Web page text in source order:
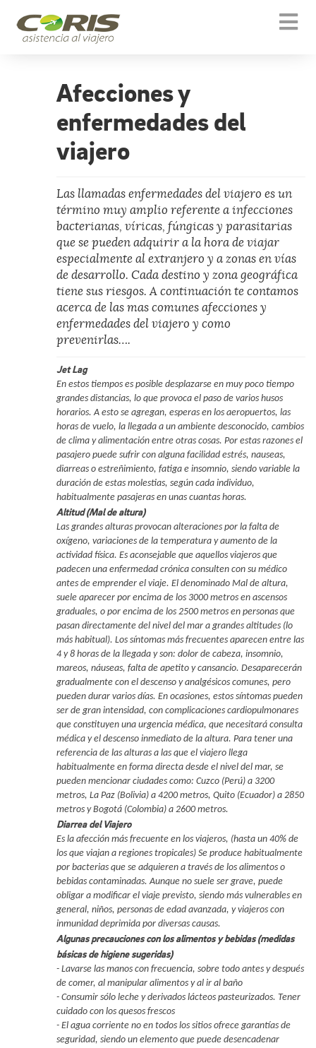
Afecciones y
enfermedades del
viajero
Las llamadas enfermedades del viajero es un
término muy amplio referente a infecciones
bacterianas, víricas, fúngicas y parasitarias
que se pueden adquirir a la hora de viajar
especialmente al extranjero y a zonas en vías
de desarrollo. Cada destino y zona geográfica
tiene sus riesgos. A continuación te contamos
acerca de las mas comunes afecciones y
enfermedades del viajero y como
prevenirlas….
Jet Lag
En estos tiempos es posible desplazarse en muy poco tiempo
grandes distancias, lo que provoca el paso de varios husos
horarios. A esto se agregan, esperas en los aeropuertos, las
horas de vuelo, la llegada a un ambiente desconocido, cambios
de clima y alimentación entre otras cosas. Por estas razones el
pasajero puede sufrir con alguna facilidad estrés, nauseas,
diarreas o estreñimiento, fatiga e insomnio, siendo variable la
duración de estas molestias, según cada individuo,
habitualmente pasajeras en unas cuantas horas.
Altitud (Mal de altura)
Las grandes alturas provocan alteraciones por la falta de
oxígeno, variaciones de la temperatura y aumento de la
actividad física. Es aconsejable que aquellos viajeros que
padecen una enfermedad crónica consulten con su médico
antes de emprender el viaje. El denominado Mal de altura,
suele aparecer por encima de los 3000 metros en ascensos
graduales, o por encima de los 2500 metros en personas que
pasan directamente del nivel del mar a grandes altitudes (lo
más habitual). Los síntomas más frecuentes aparecen entre las
4 y 8 horas de la llegada y son: dolor de cabeza, insomnio,
mareos, náuseas, falta de apetito y cansancio. Desaparecerán
gradualmente con el descenso y analgésicos comunes, pero
pueden durar varios días. En ocasiones, estos síntomas pueden
ser de gran intensidad, con complicaciones cardiopulmonares
que constituyen una urgencia médica, que necesitará consulta
médica y el descenso inmediato de la altura. Para tener una
referencia de las alturas a las que el viajero llega
habitualmente en forma directa desde el nivel del mar, se
pueden mencionar ciudades como: Cuzco (Perú) a 3200
metros, La Paz (Bolivia) a 4200 metros, Quito (Ecuador) a 2850
metros y Bogotá (Colombia) a 2600 metros.
Diarrea del Viajero
Es la afección más frecuente en los viajeros, (hasta un 40% de
los que viajan a regiones tropicales) Se produce habitualmente
por bacterias que se adquieren a través de los alimentos o
bebidas contaminadas. Aunque no suele ser grave, puede
obligar a modificar el viaje previsto, siendo más vulnerables en
general, niños, personas de edad avanzada, y viajeros con
inmunidad deprimida por diversas causas.
Algunas precauciones con los alimentos y bebidas (medidas
básicas de higiene sugeridas)
- Lavarse las manos con frecuencia, sobre todo antes y después
de comer, al manipular alimentos y al ir al baño
- Consumir sólo leche y derivados lácteos pasteurizados. Tener
cuidado con los quesos frescos
- El agua corriente no en todos los sitios ofrece garantías de
seguridad, siendo un elemento que puede desencadenar